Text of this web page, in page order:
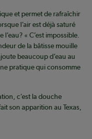
et permet de rafraîchir
l’air est déjà saturé
« C’est impossible.
de la bâtisse mouille
beaucoup d’eau au
pratique qui consomme
c’est la douche
son apparition au Texas,